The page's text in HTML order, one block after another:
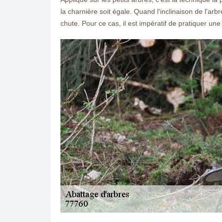
ON VOUS RAPPELLE GRATUITEMENT
la charnière soit égale. Quand l'inclinaison de
chute. Pour ce cas, il est impératif de pratiquer